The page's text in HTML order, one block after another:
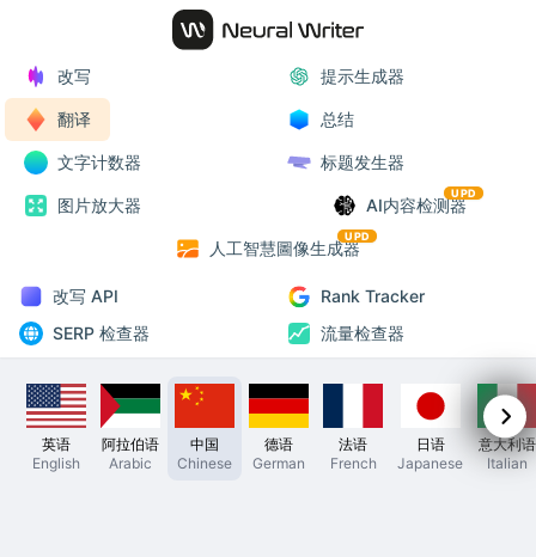
改写 提示生成器
翻译 总结
文字计数器 标题发生器
图片放大器 AI内容检测器
UPD
人工智慧圖像生成器
UPD
改写 API
Rank Tracker
SERP 检查器
流量检查器
英语
English
阿拉伯语
Arabic
中国
Chinese
德语
German
法语
French
日语
Japanese
意大利语
Italian